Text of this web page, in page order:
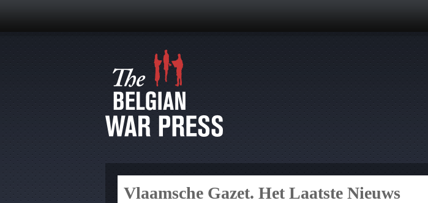
Vlaamsche Gazet. Het Laatste Nieuws